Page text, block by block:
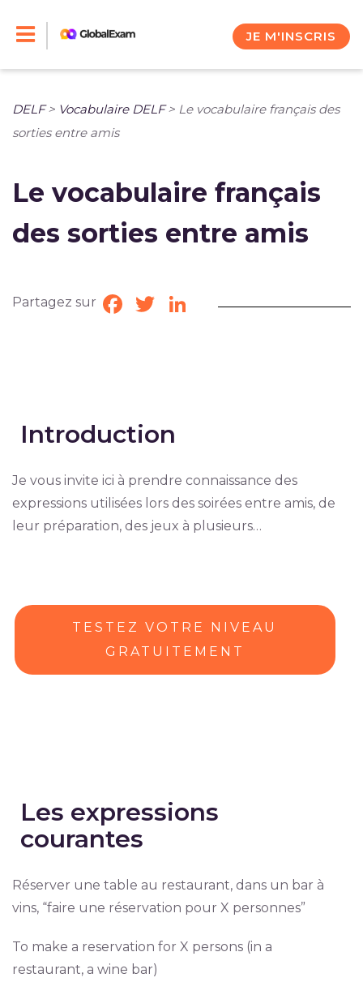
JE M'INSCRIS
DELF> Vocabulaire DELF> Le vocabulaire français des
sorties entre amis
Le vocabulaire français
des sorties entre amis
Partagez sur Facebook
TwitterLinkedIn
Introduction
Je vous invite ici à prendre connaissance des
expressions utilisées lors des soirées entre amis, de
leur préparation, des jeux à plusieurs…
TESTEZ VOTRE NIVEAU
GRATUITEMENT
Les expressions
courantes
Réserver une table au restaurant, dans un bar à
vins, “faire une réservation pour X personnes”
To make a reservation for X persons (in a
restaurant, a wine bar)